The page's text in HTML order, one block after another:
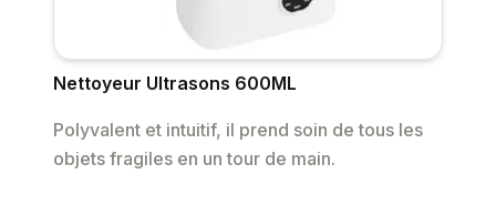
Nettoyeur Ultrasons 600ML
Polyvalent et intuitif, il prend soin de tous les
objets fragiles en un tour de main.